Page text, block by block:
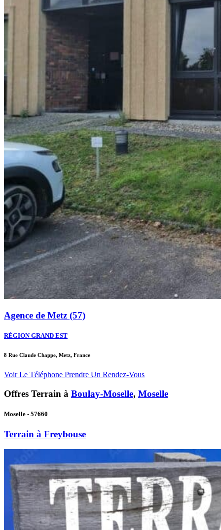
Agence de Metz (57)
RÉGION GRAND EST
8 Rue Claude Chappe, Metz, France
Voir Le Téléphone Prendre Un Rendez-Vous
Offres Terrain à Boulay-Moselle, Moselle
Moselle - 57660
Terrain à Freybouse